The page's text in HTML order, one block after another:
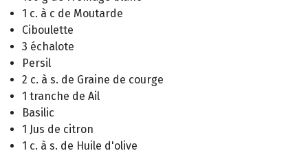
1 c. à c de Moutarde
Ciboulette
3 échalote
Persil
2 c. à s. de Graine de courge
1 tranche de Ail
Basilic
1 Jus de citron
1 c. à s. de Huile d'olive